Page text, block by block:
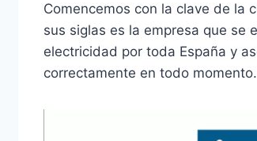
Comencemos con la clave de la
sus siglas es la empresa que se
electricidad por toda España y
correctamente en todo